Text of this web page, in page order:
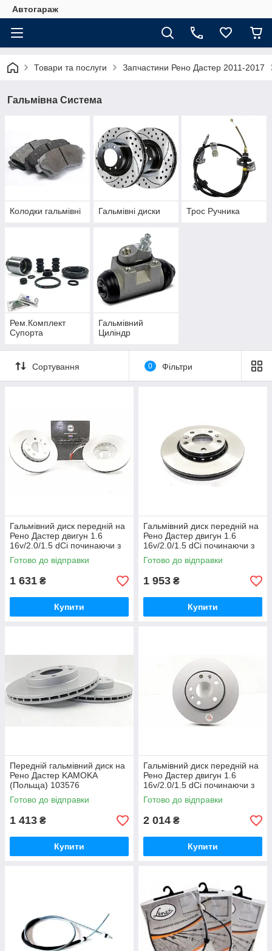
Автогараж
Товари та послуги Запчастини Рено Дастер 2011-2017
Гальмівна Система
Колодки гальмівні Гальмівні диски Трос Ручника
Рем.Комплект
Супорта
Гальмівний
Циліндр
Сортування 0 Фільтри
Гальмівний диск передній на
Рено Дастер двигун 1.6
16v/2.0/1.5 dCi починаючи з
2011 р ABS (Нідерланди)
17976
Готово до відправки
1 631 ₴
Купити
Гальмівний диск передній на
Рено Дастер двигун 1.6
16v/2.0/1.5 dCi починаючи з
2011 р TRW (Німеччина)
DF6072
Готово до відправки
1 953 ₴
Купити
Передній гальмівний диск на
Рено Дастер KAMOKA
(Польща) 103576
Готово до відправки
1 413 ₴
Купити
Гальмівний диск передній на
Рено Дастер двигун 1.6
16v/2.0/1.5 dCi починаючи з
2011 г KAMOKA (Польща)
103104
Готово до відправки
2 014 ₴
Купити